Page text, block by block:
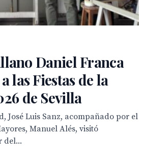
Daniel Franca
las Fiestas de la
de Sevilla
José Luis Sanz, acompañado por el
Manuel Alés, visitó
del...